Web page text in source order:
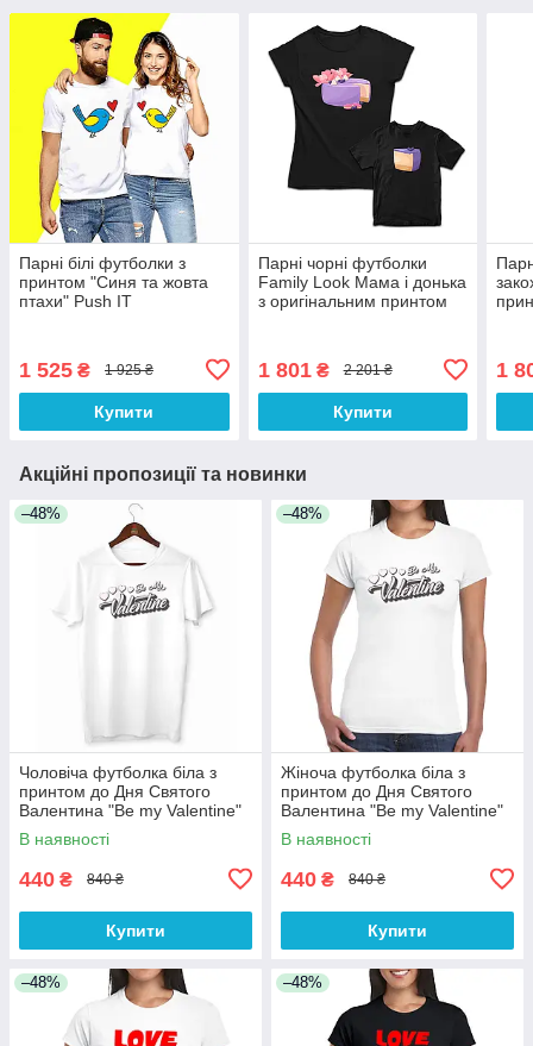
Парні білі футболки з
принтом "Синя та жовта
птахи" Push IT
1 525 ₴ 1 925 ₴
Купити
Парні чорні футболки
Family Look Мама і донька
з оригінальним принтом
1 801₴ 2 201 ₴
Купити
1
Акційні пропозиції та новинки
–48%
Чоловіча футболка біла з
принтом до Дня Святого
Валентина "Be my Valentine"
Push IT
В наявності
440 ₴ 840 ₴
Купити
–48%
Жіноча футболка біла з
принтом до Дня Святого
Валентина "Be my Valentine"
Push IT
В наявності
440 ₴ 840 ₴
Купити
–48% –48%